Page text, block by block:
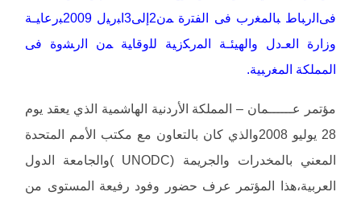
ﻓﻰﺍﻟﺭﺒﺎﻁ ﺒﺎﻟﻤﻐﺭﺏ ﻓﻰ ﺍﻟﻔﺘﺭﺓ ﻤﻥ2ﺇﻟﻰ3ﺍﺒﺭﻴل 2009ﺒﺭﻋﺎﻴـﺔ
ﻭﺯﺍﺭﺓ ﺍﻟﻌـﺩل ﻭﺍﻟﻬﻴﺌـﺔ ﺍﻟﻤﺭﻜﺯﻴﺔ ﻟﻠﻭﻗﺎﻴﺔ ﻤﻥ ﺍﻟﺭﺸﻭﺓ ﻓﻰ
ﺍﻟﻤﻤﻠﻜﺔ ﺍﻟﻤﻐﺭﺒﻴﺔ.
مؤتمر عــــــمان – المملكة الأردنية الهاشمية الذي يعقد يوم
28 يوليو 2008والذي كان بالتعاون مع مكتب الأمم المتحدة
المعني بالمخدرات والجريمة (UNODC )والجامعة الدول
العربية،هذا المؤتمر عرف حضور وفود رفيعة المستوى من